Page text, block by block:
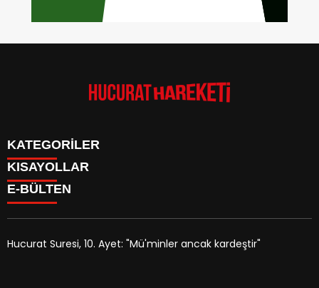
KATEGORİLER
Anasayfa
Kudüs Çocuk Atölyesi
Röportaj
KISAYOLLAR
HAKKIMIZDA
İLETİŞİM
E-BÜLTEN
Hucurat Suresi, 10. Ayet: "Mü'minler ancak kardeştir"